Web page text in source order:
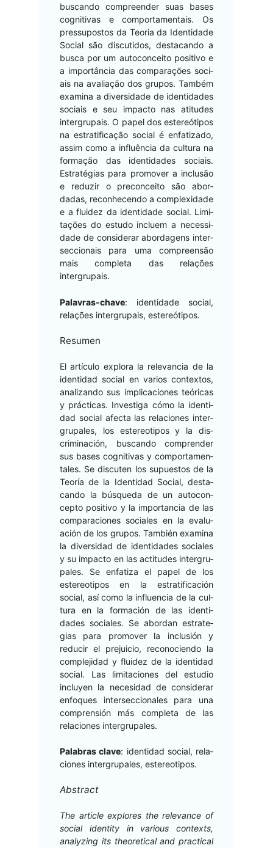
bus­can­do com­preen­der suas bases
cog­ni­ti­vas e com­por­ta­men­tais. Os
pres­su­pos­tos da Teo­ria da Iden­ti­dade
Social são dis­cu­ti­dos, desta­can­do a
bus­ca por um auto­con­ceito pos­i­ti­vo e
a importân­cia das com­para­ções soci­
ais na avali­ação dos gru­pos. Tam­bém
exam­i­na a diver­si­dade de iden­ti­dades
soci­ais e seu impacto nas ati­tudes
inter­gru­pais. O papel dos estereóti­pos
na estrat­i­fi­cação social é enfa­ti­za­do,
assim como a influên­cia da cul­tura na
for­mação das iden­ti­dades soci­ais.
Estraté­gias para pro­mover a inclusão
e reduzir o pre­con­ceito são abor­
dadas, recon­hecen­do a com­plex­i­dade
e a flu­idez da iden­ti­dade social. Lim­i­
tações do estu­do incluem a neces­si­
dade de con­sid­er­ar abor­da­gens inter­
sec­cionais para uma com­preen­são
mais com­ple­ta das relações
intergrupais.
Palavras-chave: iden­ti­dade social,
relações inter­gru­pais, estereótipos.
Resumen
El artícu­lo explo­ra la rel­e­van­cia de la
iden­ti­dad social en var­ios con­tex­tos,
anal­izan­do sus impli­ca­ciones teóri­c­as
y prác­ti­cas. Inves­ti­ga cómo la iden­ti­
dad social afec­ta las rela­ciones inter­
gru­pales, los estereoti­pos y la dis­
crim­i­nación, bus­can­do com­pren­der
sus bases cog­ni­ti­vas y com­por­ta­men­
tales. Se dis­cuten los supuestos de la
Teoría de la Iden­ti­dad Social, desta­
can­do la búsque­da de un auto­con­
cep­to pos­i­ti­vo y la impor­tan­cia de las
com­para­ciones sociales en la eval­u­
ación de los gru­pos. Tam­bién exam­i­na
la diver­si­dad de iden­ti­dades sociales
y su impacto en las acti­tudes inter­gru­
pales. Se enfa­ti­za el papel de los
estereoti­pos en la estrat­i­fi­cación
social, así como la influ­en­cia de la cul­
tura en la for­ma­ción de las iden­ti­
dades sociales. Se abor­dan estrate­
gias para pro­mover la inclusión y
reducir el pre­juicio, recono­cien­do la
com­ple­ji­dad y flu­idez de la iden­ti­dad
social. Las lim­ita­ciones del estu­dio
incluyen la necesi­dad de con­sid­er­ar
enfo­ques inter­sec­cionales para una
com­pren­sión más com­ple­ta de las
rela­ciones intergrupales.
Pal­abras clave: iden­ti­dad social, rela­
ciones inter­gru­pales, estereotipos.
Abstract
The arti­cle explores the rel­e­vance of
social iden­ti­ty in var­i­ous con­texts,
ana­lyz­ing its the­o­ret­i­cal and prac­ti­cal